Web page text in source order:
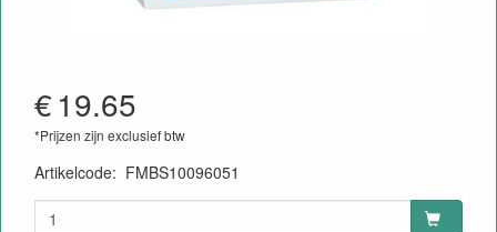
€19.65
*Prijzen zijn exclusief btw
Artikelcode: FMBS10096051